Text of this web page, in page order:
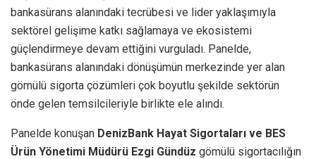
bankasürans alanındaki tecrübesi ve lider yaklaşımıyla
sektörel gelişime katkı sağlamaya ve ekosistemi
güçlendirmeye devam ettiğini vurguladı. Panelde,
bankasürans alanındaki dönüşümün merkezinde yer alan
gömülü sigorta çözümleri çok boyutlu şekilde sektörün
önde gelen temsilcileriyle birlikte ele alındı.
Panelde konuşan DenizBank Hayat Sigortaları ve BES
Ürün Yönetimi Müdürü Ezgi Gündüz gömülü sigortacılığın